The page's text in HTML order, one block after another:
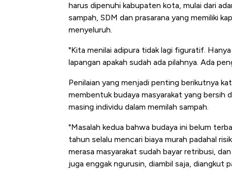
harus dipenuhi kabupaten kota, mulai dari
sampah, SDM dan prasarana yang memiliki
menyeluruh.
"Kita menilai adipura tidak lagi figuratif.
lapangan apakah sudah ada pilahnya. Ada
Penilaian yang menjadi penting berikutnya
membentuk budaya masyarakat yang bersih
masing individu dalam memilah sampah.
"Masalah kedua bahwa budaya ini belum
tahun selalu mencari biaya murah padahal
merasa masyarakat sudah bayar retribusi,
juga enggak ngurusin, diambil saja, diangkut